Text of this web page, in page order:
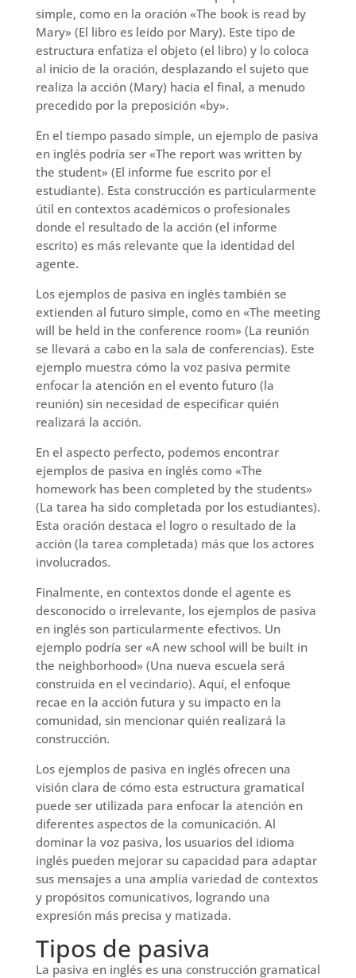
simple, como en la oración «The book is read by
Mary» (El libro es leído por Mary). Este tipo de
estructura enfatiza el objeto (el libro) y lo coloca
al inicio de la oración, desplazando el sujeto que
realiza la acción (Mary) hacia el final, a menudo
precedido por la preposición «by».
En el tiempo pasado simple, un ejemplo de pasiva
en inglés podría ser «The report was written by
the student» (El informe fue escrito por el
estudiante). Esta construcción es particularmente
útil en contextos académicos o profesionales
donde el resultado de la acción (el informe
escrito) es más relevante que la identidad del
agente.
Los ejemplos de pasiva en inglés también se
extienden al futuro simple, como en «The meeting
will be held in the conference room» (La reunión
se llevará a cabo en la sala de conferencias). Este
ejemplo muestra cómo la voz pasiva permite
enfocar la atención en el evento futuro (la
reunión) sin necesidad de especificar quién
realizará la acción.
En el aspecto perfecto, podemos encontrar
ejemplos de pasiva en inglés como «The
homework has been completed by the students»
(La tarea ha sido completada por los estudiantes).
Esta oración destaca el logro o resultado de la
acción (la tarea completada) más que los actores
involucrados.
Finalmente, en contextos donde el agente es
desconocido o irrelevante, los ejemplos de pasiva
en inglés son particularmente efectivos. Un
ejemplo podría ser «A new school will be built in
the neighborhood» (Una nueva escuela será
construida en el vecindario). Aquí, el enfoque
recae en la acción futura y su impacto en la
comunidad, sin mencionar quién realizará la
construcción.
Los ejemplos de pasiva en inglés ofrecen una
visión clara de cómo esta estructura gramatical
puede ser utilizada para enfocar la atención en
diferentes aspectos de la comunicación. Al
dominar la voz pasiva, los usuarios del idioma
inglés pueden mejorar su capacidad para adaptar
sus mensajes a una amplia variedad de contextos
y propósitos comunicativos, logrando una
expresión más precisa y matizada.
Tipos de pasiva
La pasiva en inglés es una construcción gramatical